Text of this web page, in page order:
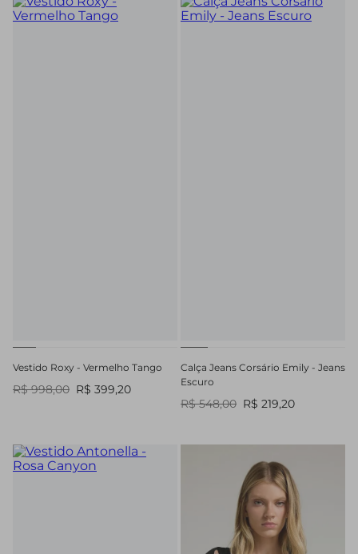
Vestido Roxy - Vermelho Tango
R$ 998,00 R$ 399,20
Calça Jeans Corsário Emily - Jeans
Escuro
R$ 548,00 R$ 219,20